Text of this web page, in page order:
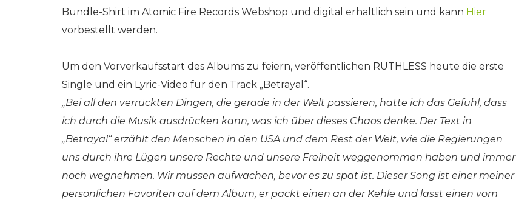
Bundle-Shirt im Atomic Fire Records Webshop und digital erhältlich sein und kann Hier
vorbestellt werden.
Um den Vorverkaufsstart des Albums zu feiern, veröffentlichen RUTHLESS heute die erste
Single und ein Lyric-Video für den Track „Betrayal“.
„Bei all den verrückten Dingen, die gerade in der Welt passieren, hatte ich das Gefühl, dass
ich durch die Musik ausdrücken kann, was ich über dieses Chaos denke. Der Text in
„Betrayal“ erzählt den Menschen in den USA und dem Rest der Welt, wie die Regierungen
uns durch ihre Lügen unsere Rechte und unsere Freiheit weggenommen haben und immer
noch wegnehmen. Wir müssen aufwachen, bevor es zu spät ist. Dieser Song ist einer meiner
persönlichen Favoriten auf dem Album, er packt einen an der Kehle und lässt einen vom